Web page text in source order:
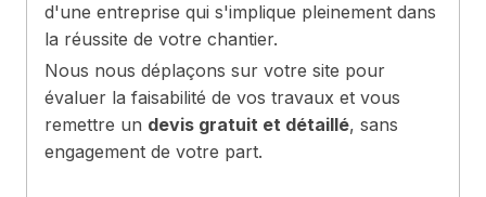
d'une entreprise qui s'implique pleinement dans
la réussite de votre chantier.
Nous nous déplaçons sur votre site pour
évaluer la faisabilité de vos travaux et vous
remettre un devis gratuit et détaillé, sans
engagement de votre part.